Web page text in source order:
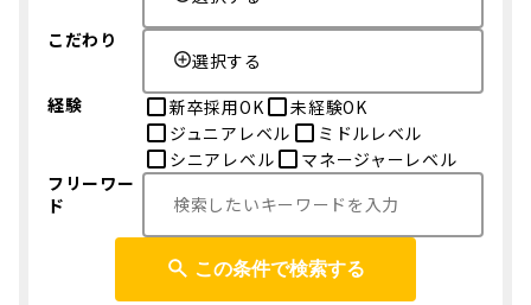
こだわり
選択する
経験
新卒採用OK
未経験OK
ジュニアレベル
ミドルレベル
シニアレベル
マネージャーレベル
フリーワー
ド
この条件で検索する